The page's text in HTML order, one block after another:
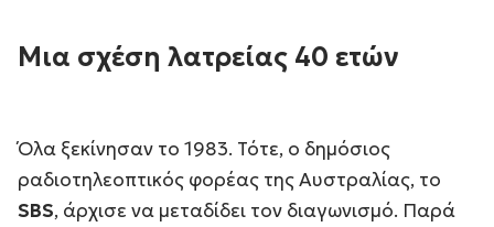
Μια σχέση λατρείας 40 ετών
Όλα ξεκίνησαν το 1983. Τότε, ο δημόσιος
ραδιοτηλεοπτικός φορέας της Αυστραλίας, το
SBS, άρχισε να μεταδίδει τον διαγωνισμό. Παρά